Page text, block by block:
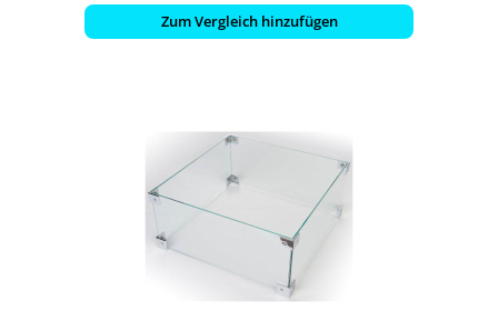
Zum Vergleich hinzufügen